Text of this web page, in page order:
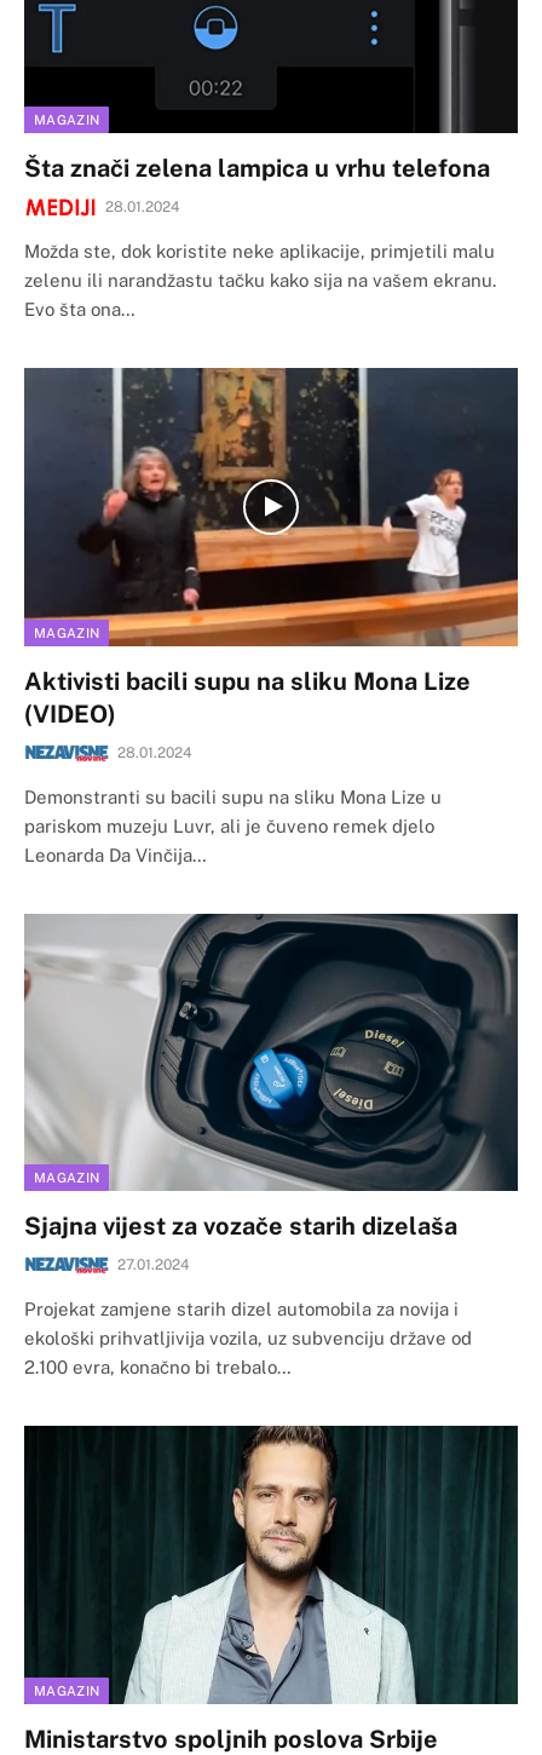
MAGAZIN
Šta znači zelena lampica u vrhu telefona
28.01.2024
Možda ste, dok koristite neke aplikacije, primjetili malu
zelenu ili narandžastu tačku kako sija na vašem ekranu.
Evo šta ona…
MAGAZIN
Aktivisti bacili supu na sliku Mona Lize
(VIDEO)
28.01.2024
Demonstranti su bacili supu na sliku Mona Lize u
pariskom muzeju Luvr, ali je čuveno remek djelo
Leonarda Da Vinčija…
MAGAZIN
Sjajna vijest za vozače starih dizelaša
27.01.2024
Projekat zamjene starih dizel automobila za novija i
ekološki prihvatljivija vozila, uz subvenciju države od
2.100 evra, konačno bi trebalo…
MAGAZIN
Ministarstvo spoljnih poslova Srbije